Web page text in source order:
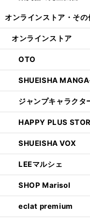
オンラインストア・ その
オンラインストア
OTO
SHUEISHA
ジャンプキャラクタ
HAPPY PLUS
SHUEISHA VOX
LEEマルシェ
SHOP Marisol
eclat premium